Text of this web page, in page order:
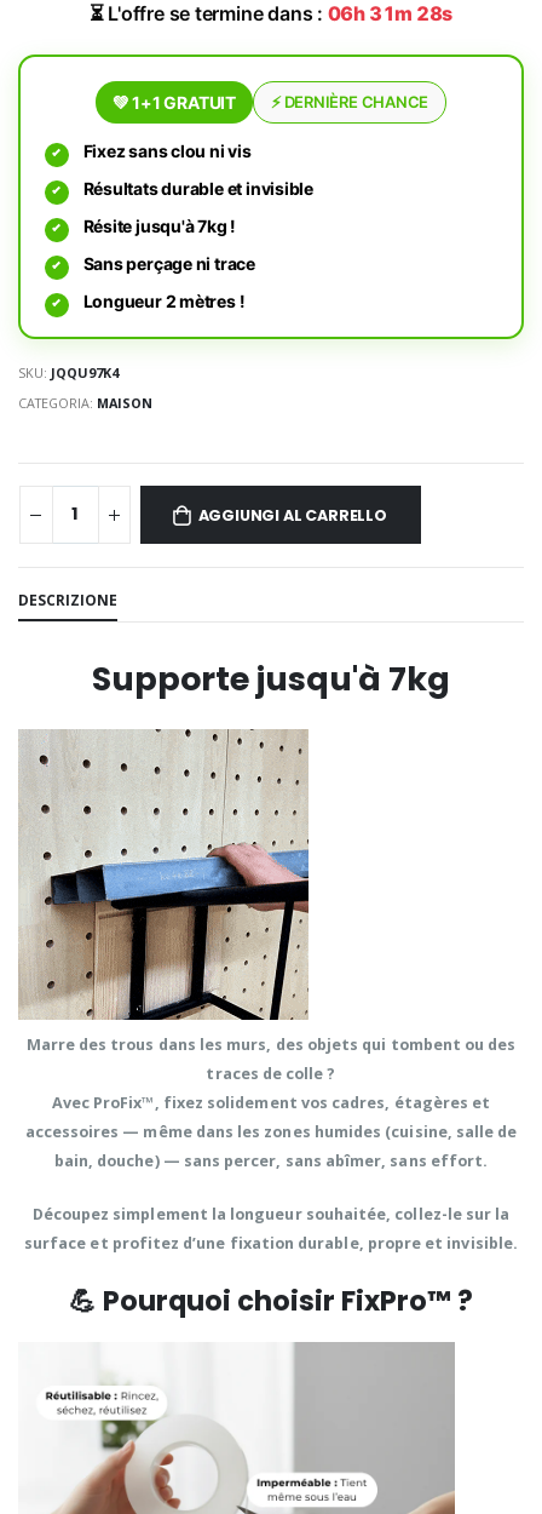
⏳ L'offre se termine dans : 06h 31m 28s
💚 1+1 GRATUIT ⚡ DERNIÈRE CHANCE
Fixez sans clou ni vis
Résultats durable et invisible
Résite jusqu'à 7kg !
Sans perçage ni trace
Longueur 2 mètres !
SKU: JQQU97K4
CATEGORIA: MAISON
AGGIUNGI AL CARRELLO
DESCRIZIONE
Supporte jusqu'à 7kg
Marre des trous dans les murs, des objets qui tombent ou des
traces de colle ?
Avec ProFix™, fixez solidement vos cadres, étagères et
accessoires — même dans les zones humides (cuisine, salle de
bain, douche) — sans percer, sans abîmer, sans effort.
Découpez simplement la longueur souhaitée, collez-le sur la
surface et profitez d’une fixation durable, propre et invisible.
💪 Pourquoi choisir FixPro™ ?